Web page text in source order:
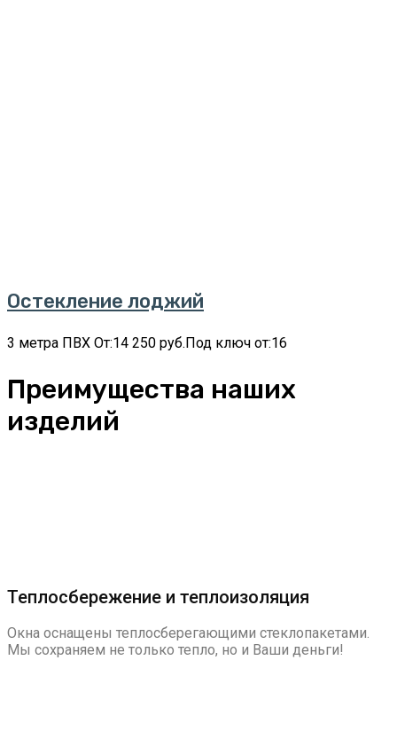
Остекление лоджий
3 метра ПВХ От:14 250 руб.Под ключ от:16
Преимущества наших
изделий
Теплосбережение и теплоизоляция
Окна оснащены теплосберегающими стеклопакетами.
Мы сохраняем не только тепло, но и Ваши деньги!